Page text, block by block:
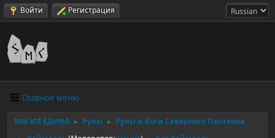
Войти Регистрация
Главное меню
МАГИЯ ЕДИНА ► Руны ► Руны и Боги Северного Пантеона